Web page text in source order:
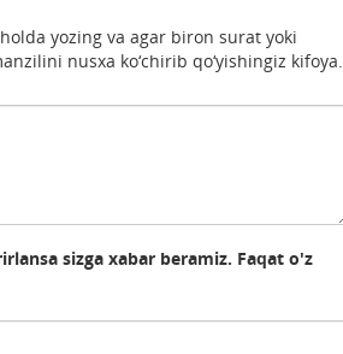
yozing va agar biron surat yoki
nusxa ko‘chirib qo‘yishingiz kifoya.
sizga xabar beramiz. Faqat o'z